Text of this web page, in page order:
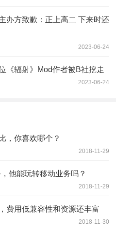
办方致歉：正上高二 下来时还
2023-06-24
《辐射》Mod作者被B社挖走
2023-06-24
，你喜欢哪个？
2018-11-29
他能玩转移动业务吗？
2018-11-29
费用低兼容性和资源还丰富
2018-11-30